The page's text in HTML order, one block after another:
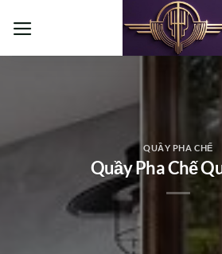
qua
QUẦY PHA CHẾ
Quầy Pha Chế